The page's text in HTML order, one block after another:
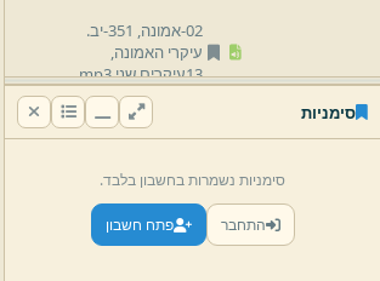
02- אמונה,
יב.
עיקרי האמונה,
13עיקרים שני.
mp3
אמונה,352-
יב.
עיקרי האמונה,
mp3
י''ג מידות
סימניות
סימניות נשמרות בחשבון בלבד.
התחבר פתח חשבון